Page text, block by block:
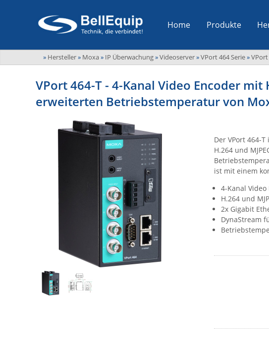
Home Produkte
» Hersteller» Moxa» IP Überwachung»Videoserver»VPort 464 Serie»VPort
VPort 464-T - 4-Kanal Video Encoder mit
erweiterten Betriebstemperatur von
Der VPort 464-
H.264 und
ist mit einem
4-Kanal Video
H.264 und
2x Gigabit
DynaStream